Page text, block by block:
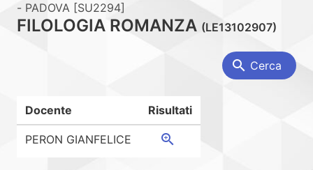
- PADOVA [SU2294]
FILOLOGIA ROMANZA (LE13102907)
search Cerca
Docente Risultati
PERON GIANFELICE zoom_in